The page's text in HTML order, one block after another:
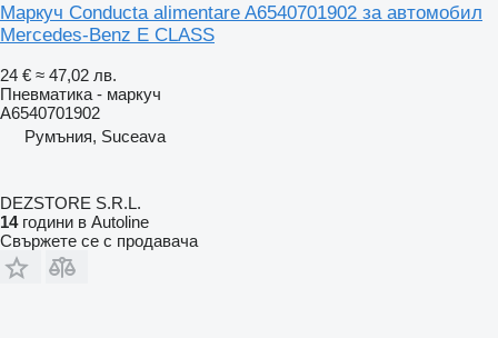
Маркуч Conducta alimentare A6540701902 за автомобил
Mercedes-Benz E CLASS
24 € ≈ 47,02 лв.
Пневматика - маркуч
A6540701902
Румъния, Suceava
DEZSTORE S.R.L.
14години в Autoline
Свържете се с продавача